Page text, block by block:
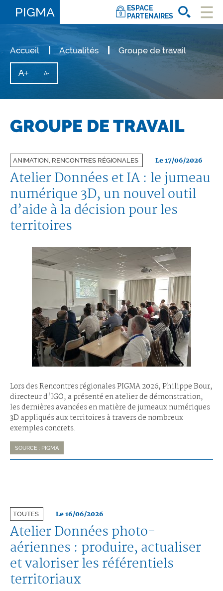
PIGMA
ESPACE
PARTENAIRES
Accueil Actualités Groupe de travail
A+ Augmenter
la
du
A-
taille
GROUPE DE TRAVAIL
ANIMATION, RENCONTRES RÉGIONALES Le 17/06/2026
Atelier Données et IA : le jumeau
numérique 3D, un nouvel outil
d’aide à la décision pour les
territoires
Lors des Rencontres régionales PIGMA 2026, Philippe Bour,
directeur d'IGO, a présenté en atelier de démonstration,
les dernières avancées en matière de jumeaux numériques
3D appliqués aux territoires à travers de nombreux
exemples concrets.
SOURCE : PIGMA
TOUTES Le 16/06/2026
Atelier Données photo-
aériennes : produire, actualiser
et valoriser les référentiels
territoriaux